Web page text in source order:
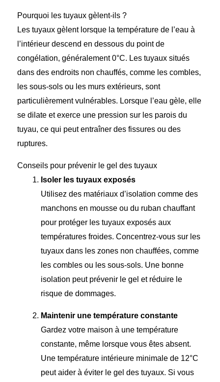
Pourquoi les tuyaux gèlent-ils ?
Les tuyaux gèlent lorsque la température de l’eau à
l’intérieur descend en dessous du point de
congélation, généralement 0°C. Les tuyaux situés
dans des endroits non chauffés, comme les combles,
les sous-sols ou les murs extérieurs, sont
particulièrement vulnérables. Lorsque l’eau gèle, elle
se dilate et exerce une pression sur les parois du
tuyau, ce qui peut entraîner des fissures ou des
ruptures.
Conseils pour prévenir le gel des tuyaux
Isoler les tuyaux exposés
Utilisez des matériaux d’isolation comme des
manchons en mousse ou du ruban chauffant
pour protéger les tuyaux exposés aux
températures froides. Concentrez-vous sur les
tuyaux dans les zones non chauffées, comme
les combles ou les sous-sols. Une bonne
isolation peut prévenir le gel et réduire le
risque de dommages.
Maintenir une température constante
Gardez votre maison à une température
constante, même lorsque vous êtes absent.
Une température intérieure minimale de 12°C
peut aider à éviter le gel des tuyaux. Si vous